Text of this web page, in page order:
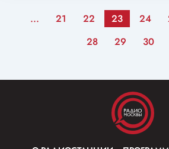
... 21 22 23 24
28
29 30